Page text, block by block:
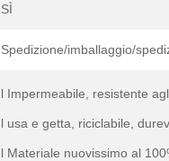
SÌ
Spedizione/imballaggio/
l Impermeabile, resistente
l usa e getta, riciclabile,
l Materiale nuovissimo al